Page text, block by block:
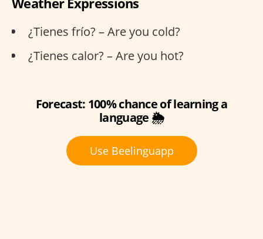
¿Tienes frío? – Are you cold?
¿Tienes calor? – Are you hot?
Forecast: 100% chance of learning a
language 🌦️
Use Beelinguapp